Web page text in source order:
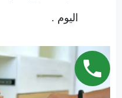
اليوم .